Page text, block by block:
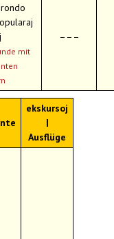
mit
–––
ekskursoj
|
Ausflüge